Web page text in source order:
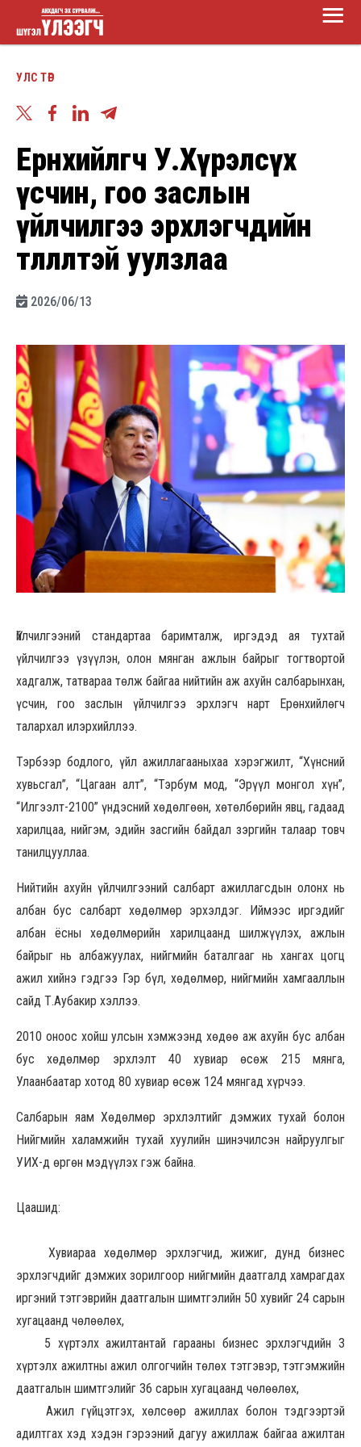
Skip
to
үлээгч
Main
Menu
УЛС ТӨР
Ерөнхийлөгч У.Хүрэлсүх
үсчин, гоо заслын
үйлчилгээ эрхлэгчдийн
төлөөлөлтэй уулзлаа
2026/06/13
Үйлчилгээний стандартаа баримталж, иргэдэд ая тухтай
үйлчилгээ үзүүлэн, олон мянган ажлын байрыг тогтвортой
хадгалж, татвараа төлж байгаа нийтийн аж ахуйн салбарынхан,
үсчин, гоо заслын үйлчилгээ эрхлэгч нарт Ерөнхийлөгч
талархал илэрхийллээ.
Тэрбээр бодлого, үйл ажиллагааныхаа хэрэгжилт, “Хүнсний
хувьсгал”, “Цагаан алт”, “Тэрбум мод, “Эрүүл монгол хүн”,
“Илгээлт-2100” үндэсний хөдөлгөөн, хөтөлбөрийн явц, гадаад
харилцаа, нийгэм, эдийн засгийн байдал зэргийн талаар товч
танилцууллаа.
Нийтийн ахуйн үйлчилгээний салбарт ажиллагсдын олонх нь
албан бус салбарт хөдөлмөр эрхэлдэг. Иймээс иргэдийг
албан ёсны хөдөлмөрийн харилцаанд шилжүүлэх, ажлын
байрыг нь албажуулах, нийгмийн баталгааг нь хангах цогц
ажил хийнэ гэдгээ Гэр бүл, хөдөлмөр, нийгмийн хамгааллын
сайд Т.Аубакир хэллээ.
2010 оноос хойш улсын хэмжээнд хөдөө аж ахуйн бус албан
бус хөдөлмөр эрхлэлт 40 хувиар өсөж 215 мянга,
Улаанбаатар хотод 80 хувиар өсөж 124 мянгад хүрчээ.
Салбарын яам Хөдөлмөр эрхлэлтийг дэмжих тухай болон
Нийгмийн халамжийн тухай хуулийн шинэчилсэн найруулгыг
УИХ-д өргөн мэдүүлэх гэж байна.
Цаашид:
Хувиараа хөдөлмөр эрхлэгчид, жижиг, дунд бизнес
эрхлэгчдийг дэмжих зорилгоор нийгмийн даатгалд хамрагдах
иргэний тэтгэврийн даатгалын шимтгэлийн 50 хувийг 24 сарын
хугацаанд чөлөөлөх,
5 хүртэлх ажилтантай гарааны бизнес эрхлэгчдийн 3
хүртэлх ажилтны ажил олгогчийн төлөх тэтгэвэр, тэтгэмжийн
даатгалын шимтгэлийг 36 сарын хугацаанд чөлөөлөх,
Ажил гүйцэтгэх, хөлсөөр ажиллах болон тэдгээртэй
адилтгах хэд хэдэн гэрээний дагуу ажиллаж байгаа ажилтан